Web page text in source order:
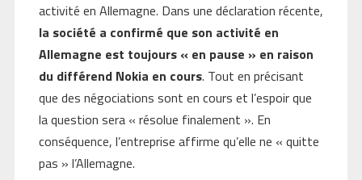
activité en Allemagne. Dans une déclaration récente,
la société a confirmé que son activité en
Allemagne est toujours « en pause » en raison
du différend Nokia en cours. Tout en précisant
que des négociations sont en cours et l’espoir que
la question sera « résolue finalement ». En
conséquence, l’entreprise affirme qu’elle ne « quitte
pas » l’Allemagne.